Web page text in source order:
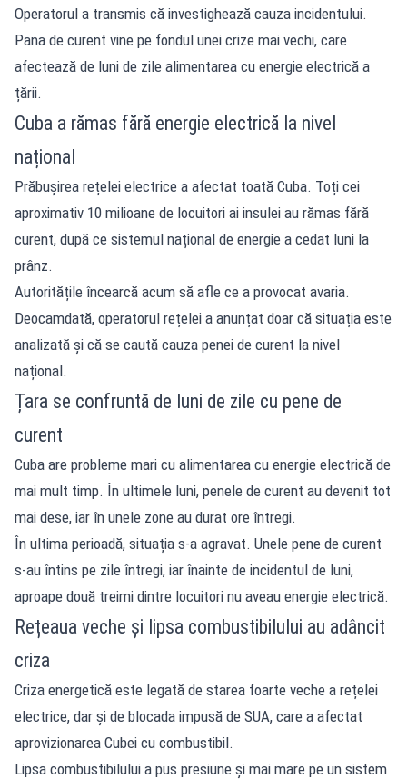
Operatorul a transmis că investighează cauza incidentului.
Pana de curent vine pe fondul unei crize mai vechi, care
afectează de luni de zile alimentarea cu energie electrică a
țării.
Cuba a rămas fără energie electrică la nivel
național
Prăbușirea rețelei electrice a afectat toată Cuba. Toți cei
aproximativ 10 milioane de locuitori ai insulei au rămas fără
curent, după ce sistemul național de energie a cedat luni la
prânz.
Autoritățile încearcă acum să afle ce a provocat avaria.
Deocamdată, operatorul rețelei a anunțat doar că situația este
analizată și că se caută cauza penei de curent la nivel
național.
Țara se confruntă de luni de zile cu pene de
curent
Cuba are probleme mari cu alimentarea cu energie electrică de
mai mult timp. În ultimele luni, penele de curent au devenit tot
mai dese, iar în unele zone au durat ore întregi.
În ultima perioadă, situația s-a agravat. Unele pene de curent
s-au întins pe zile întregi, iar înainte de incidentul de luni,
aproape două treimi dintre locuitori nu aveau energie electrică.
Rețeaua veche și lipsa combustibilului au adâncit
criza
Criza energetică este legată de starea foarte veche a rețelei
electrice, dar și de blocada impusă de SUA, care a afectat
aprovizionarea Cubei cu combustibil.
Lipsa combustibilului a pus presiune și mai mare pe un sistem